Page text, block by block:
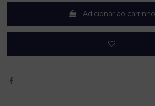
Adicionar ao carrinho